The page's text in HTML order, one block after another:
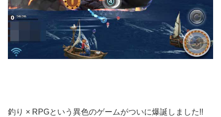
釣り × RPGという異色のゲームがついに爆誕しました!!